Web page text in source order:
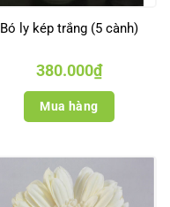
Bó ly kép trắng (5 cành)
380.000₫
Mua hàng